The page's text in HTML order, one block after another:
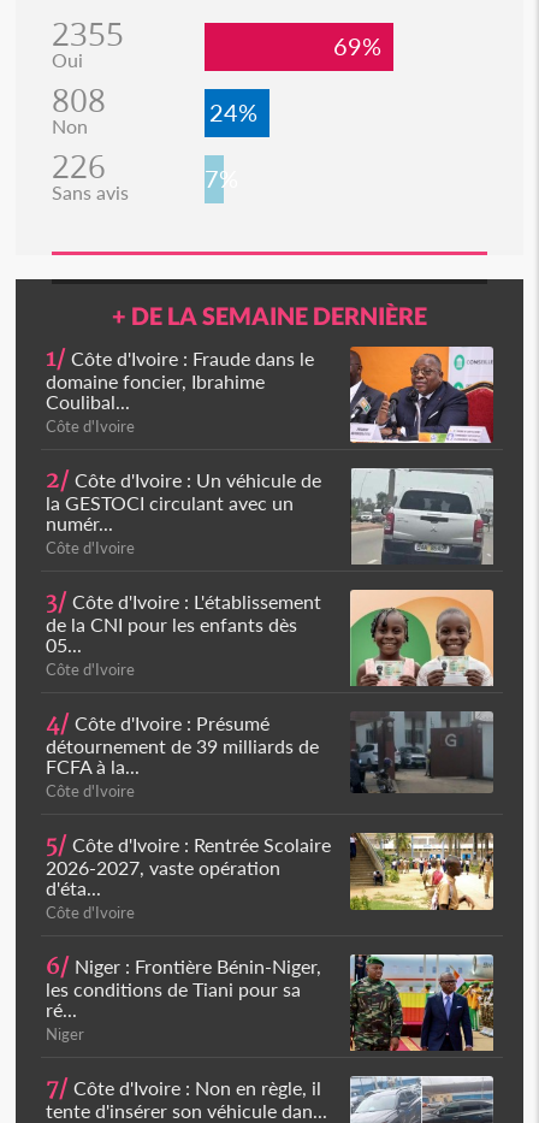
2355
Oui 69%
808
Non 24%
226
Sans avis 7%
+ DE LA SEMAINE DERNIÈRE
1/ Côte d'Ivoire : Fraude dans le
domaine foncier, Ibrahime
Coulibal...
Côte d'Ivoire
2/ Côte d'Ivoire : Un véhicule de
la GESTOCI circulant avec un
numér...
Côte d'Ivoire
3/ Côte d'Ivoire : L'établissement
de la CNI pour les enfants dès
05...
Côte d'Ivoire
4/ Côte d'Ivoire : Présumé
détournement de 39 milliards de
FCFA à la...
Côte d'Ivoire
5/ Côte d'Ivoire : Rentrée Scolaire
2026-2027, vaste opération
d'éta...
Côte d'Ivoire
6/ Niger : Frontière Bénin-Niger,
les conditions de Tiani pour sa
ré...
Niger
7/ Côte d'Ivoire : Non en règle, il
tente d'insérer son véhicule dan...